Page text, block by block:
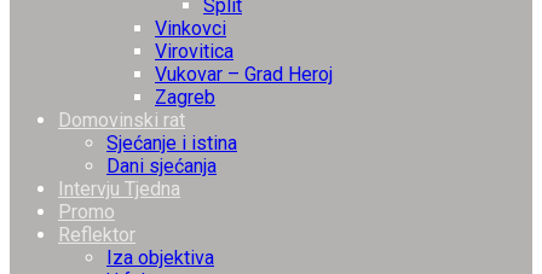
Split
Vinkovci
Virovitica
Vukovar – Grad Heroj
Zagreb
Domovinski rat
Sjećanje i istina
Dani sjećanja
Intervju Tjedna
Promo
Reflektor
Iza objektiva